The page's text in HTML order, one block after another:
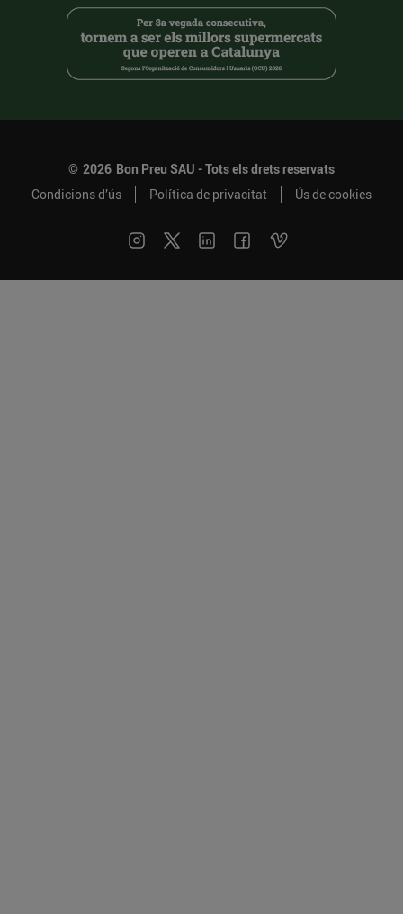
© 2026 Bon Preu SAU - Tots els drets reservats
Condicions d’ús
Política de privacitat Ús de cookies